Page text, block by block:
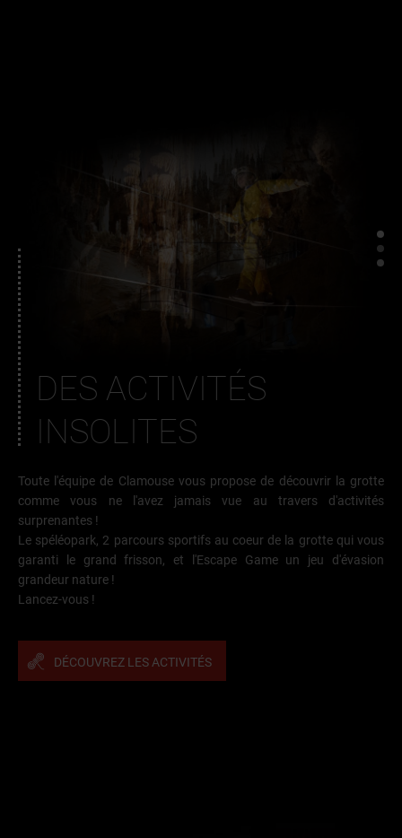
DES ACTIVITÉS
INSOLITES
Toute l'équipe de Clamouse vous propose de découvrir la grotte
comme vous ne l'avez jamais vue au travers d'activités
surprenantes !
Le spéléopark, 2 parcours sportifs au coeur de la grotte qui vous
garanti le grand frisson, et l'Escape Game un jeu d'évasion
grandeur nature !
Lancez-vous !
DÉCOUVREZ LES ACTIVITÉS